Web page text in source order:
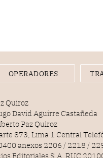
OPERADORES
Quiroz
David Aguirre Castañeda
Paz Quiroz
873, Lima 1 Central
anexos 2206 / 2218 /
Editoriales S.A. RUC